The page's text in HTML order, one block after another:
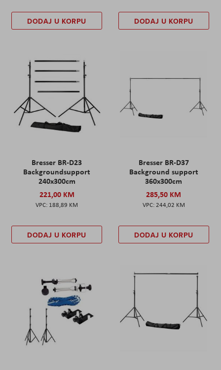
DODAJ U KORPU DODAJ U KORPU
Bresser BR-D23
Backgroundsupport
240x300cm
221,00 KM
188,89 KM
DODAJ U KORPU
Bresser BR-D37
Background support
360x300cm
285,50 KM
244,02 KM
DODAJ U KORPU